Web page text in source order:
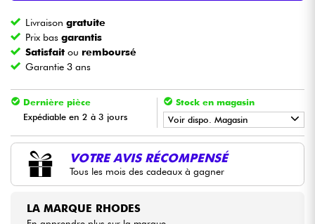
Batteries & Percu
Vents
Violons & Quatuor
Eveil Musical
Câbles & Access.
HiFi
Livraisongratuite
Prix basgarantis
Satisfait ou remboursé
Garantie 3 ans
Dernière pièce
Expédiable en 2 à 3 jours
Stock en magasin
Voir dispo. Magasin
• Star'SMusicBORDEAUX
• Star 'SMusic
VOTRE AVIS RÉCOMPENSÉ
Tous les mois des cadeaux à gagner
LA MARQUE RHODES